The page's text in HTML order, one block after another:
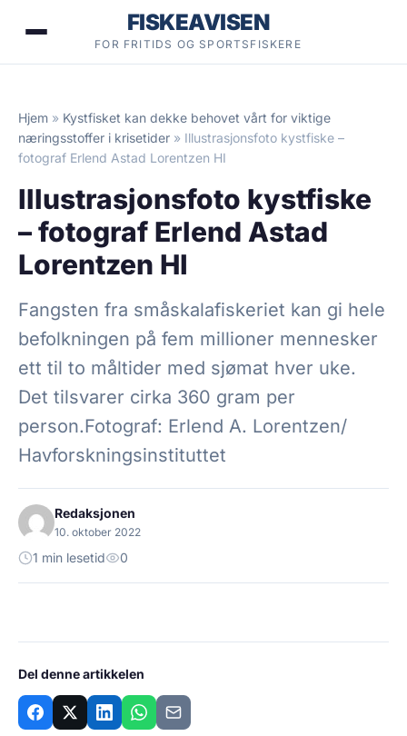
FISKEAVISEN
FOR FRITIDS OG SPORTSFISKERE
Hjem » Kystfisket kan dekke behovet vårt for viktige
næringsstoffer i krisetider » Illustrasjonsfoto kystfiske –
fotograf Erlend Astad Lorentzen HI
Illustrasjonsfoto kystfiske
– fotograf Erlend Astad
Lorentzen HI
Fangsten fra småskalafiskeriet kan gi hele
befolkningen på fem millioner mennesker
ett til to måltider med sjømat hver uke.
Det tilsvarer cirka 360 gram per
person.Fotograf: Erlend A. Lorentzen/
Havforskningsinstituttet
Redaksjonen
10. oktober 2022
1 min lesetid 0
Del denne artikkelen